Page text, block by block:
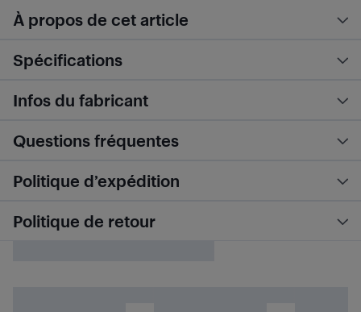
À propos de cet article
Spécifications
Infos du fabricant
Questions fréquentes
Politique d’expédition
Politique de retour